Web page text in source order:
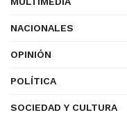
NACIONALES
OPINIÓN
POLÍTICA
SOCIEDAD Y CULTURA